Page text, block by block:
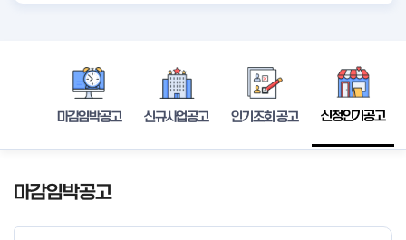
마감임박공고 신규사업공고 인기조회 공고 신청인기공고
마감임박공고